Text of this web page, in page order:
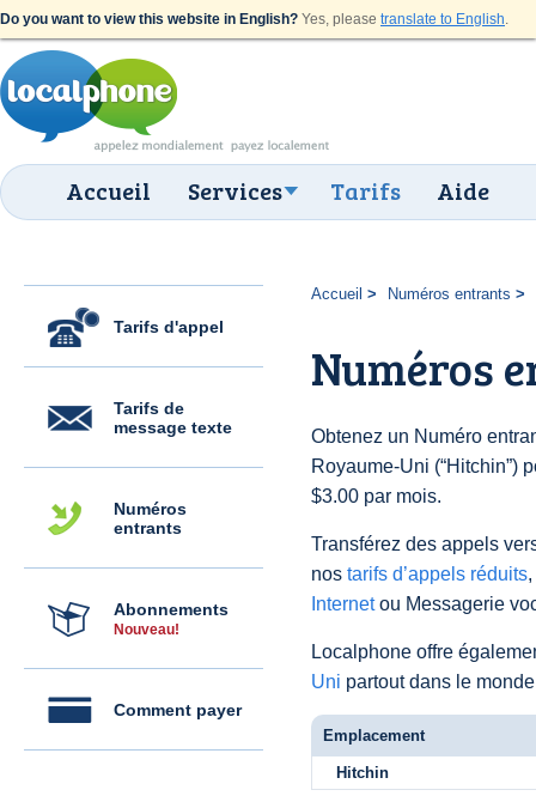
Do you want to view this website in English? Yes, please translate to English.
Accueil Services Tarifs Aide
Tarifs d'appel
Tarifs de
message texte
Numéros
entrants
Abonnements
Nouveau!
Comment payer
Accueil Numéros entrants
Numéros
Obtenez un Numéro
Royaume-Uni (“Hitchin”)
$3.00 par mois.
Transférez des appels
nos tarifs d’appels réduits
Internetou Messagerie
Localphone offre
Uni partout dans le
Emplacement
Hitchin